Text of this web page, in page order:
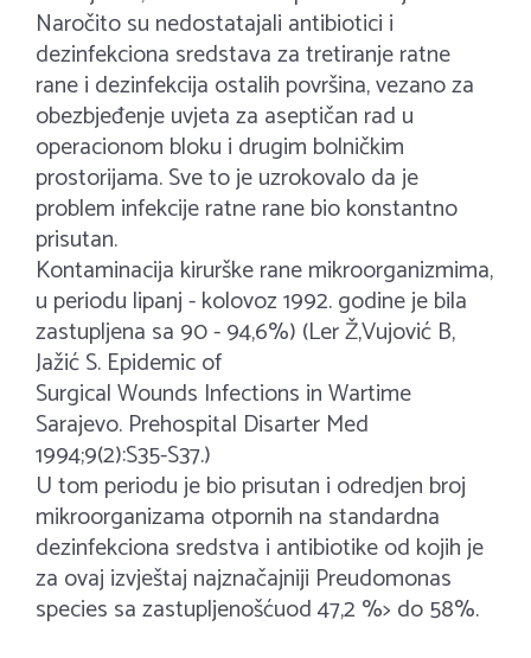
Naročito su nedostatajali antibiotici i
dezinfekciona sredstava za tretiranje ratne
rane i dezinfekcija ostalih površina, vezano za
obezbjeđenje uvjeta za aseptičan rad u
operacionom bloku i drugim bolničkim
prostorijama. Sve to je uzrokovalo da je
problem infekcije ratne rane bio konstantno
prisutan.
Kontaminacija kirurške rane mikroorganizmima,
u periodu lipanj - kolovoz 1992. godine je bila
zastupljena sa 90 - 94,6%) (Ler Ž,Vujović B,
Jažić S. Epidemic of
Surgical Wounds Infections in Wartime
Sarajevo. Prehospital Disarter Med
1994;9(2):S35-S37.)
U tom periodu je bio prisutan i odredjen broj
mikroorganizama otpornih na standardna
dezinfekciona sredstva i antibiotike od kojih je
za ovaj izvještaj najznačajniji Preudomonas
species sa zastupljenošćuod 47,2 %> do 58%.